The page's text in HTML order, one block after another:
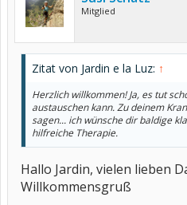
Mitglied
Zitat von Jardin e la Luz: ↑
Herzlich willkommen! Ja, es tut
austauschen kann. Zu deinem
sagen... ich wünsche dir baldige
hilfreiche Therapie.
Hallo Jardin, vielen lieben
Willkommensgruß